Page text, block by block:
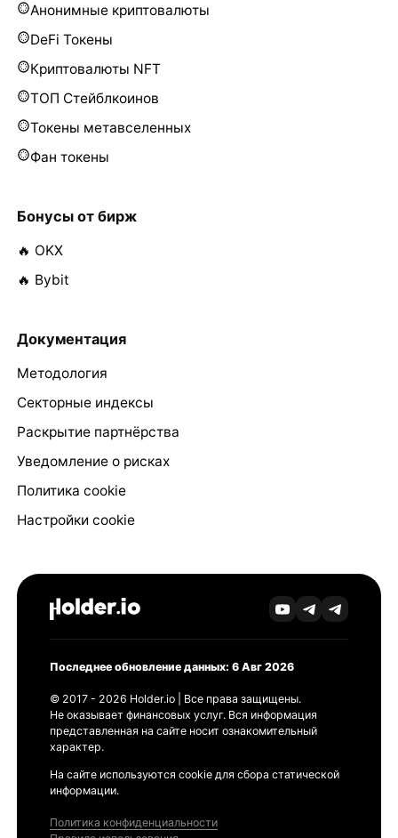
Анонимные криптовалюты
DeFi Токены
Криптовалюты NFT
ТОП Стейблкоинов
Токены метавселенных
Фан токены
Бонусы от бирж
🔥 OKX
🔥 Bybit
Документация
Методология
Секторные индексы
Раскрытие партнёрства
Уведомление о рисках
Политика cookie
Настройки cookie
Последнее обновление данных: 6 Авг 2026
© 2017 - 2026 Holder.io | Все права защищены.
Не оказывает финансовых услуг. Вся информация
представленная на сайте носит ознакомительный
характер.
На сайте используются cookie для сбора статической
информации.
Политика конфиденциальности